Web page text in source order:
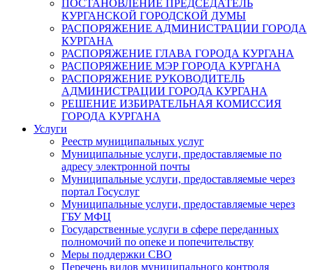
ПОСТАНОВЛЕНИЕ ПРЕДСЕДАТЕЛЬ
КУРГАНСКОЙ ГОРОДСКОЙ ДУМЫ
РАСПОРЯЖЕНИЕ АДМИНИСТРАЦИИ ГОРОДА
КУРГАНА
РАСПОРЯЖЕНИЕ ГЛАВА ГОРОДА КУРГАНА
РАСПОРЯЖЕНИЕ МЭР ГОРОДА КУРГАНА
РАСПОРЯЖЕНИЕ РУКОВОДИТЕЛЬ
АДМИНИСТРАЦИИ ГОРОДА КУРГАНА
РЕШЕНИЕ ИЗБИРАТЕЛЬНАЯ КОМИССИЯ
ГОРОДА КУРГАНА
Услуги
Реестр муниципальных услуг
Муниципальные услуги, предоставляемые по
адресу электронной почты
Муниципальные услуги, предоставляемые через
портал Госуслуг
Муниципальные услуги, предоставляемые через
ГБУ МФЦ
Государственные услуги в сфере переданных
полномочий по опеке и попечительству
Меры поддержки СВО
Перечень видов муниципального контроля